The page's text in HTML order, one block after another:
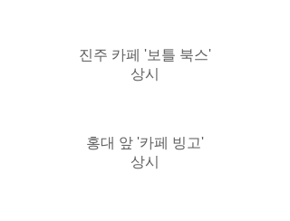
진주 카페 '보틀 북스'
상시
홍대 앞 '카페 빙고'
상시